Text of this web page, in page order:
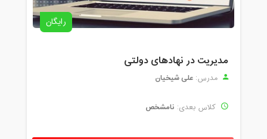
رایگان
مدیریت در نهادهای دولتی
مدرس: علی شیخیان
کلاس بعدی: نامشخص